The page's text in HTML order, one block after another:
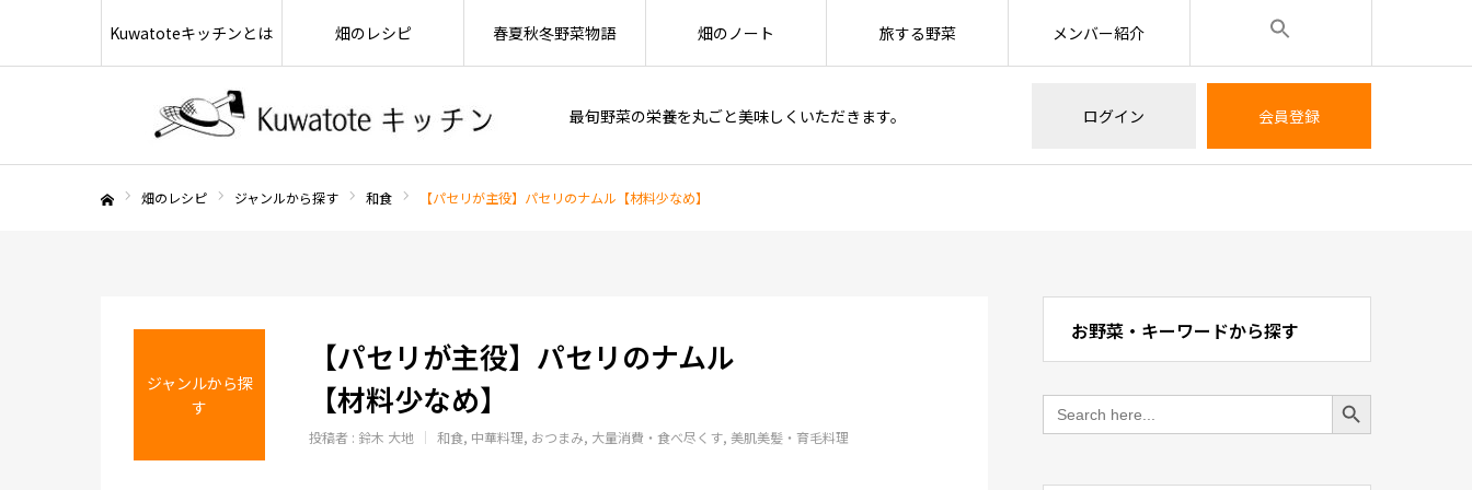
最旬野菜の栄養を丸ごと美味しくいただきます。 ログイン 会員登録
Kuwatoteキッチンとは 畑のレシピ 春夏秋冬野菜物語 畑のノート 旅する野菜 メンバー紹介
畑のレシピ ジャンルから探す 和食 【パセリが主役】パセリのナムル【材料少なめ】
ジャンルから探
す
【パセリが主役】パセリのナムル
【材料少なめ】
投稿者 : 鈴木 大地 和食 中華料理 おつまみ 大量消費・食べ尽くす 美肌美髪・育毛料理
お野菜・キーワードから探す
Search
for:
Search Button